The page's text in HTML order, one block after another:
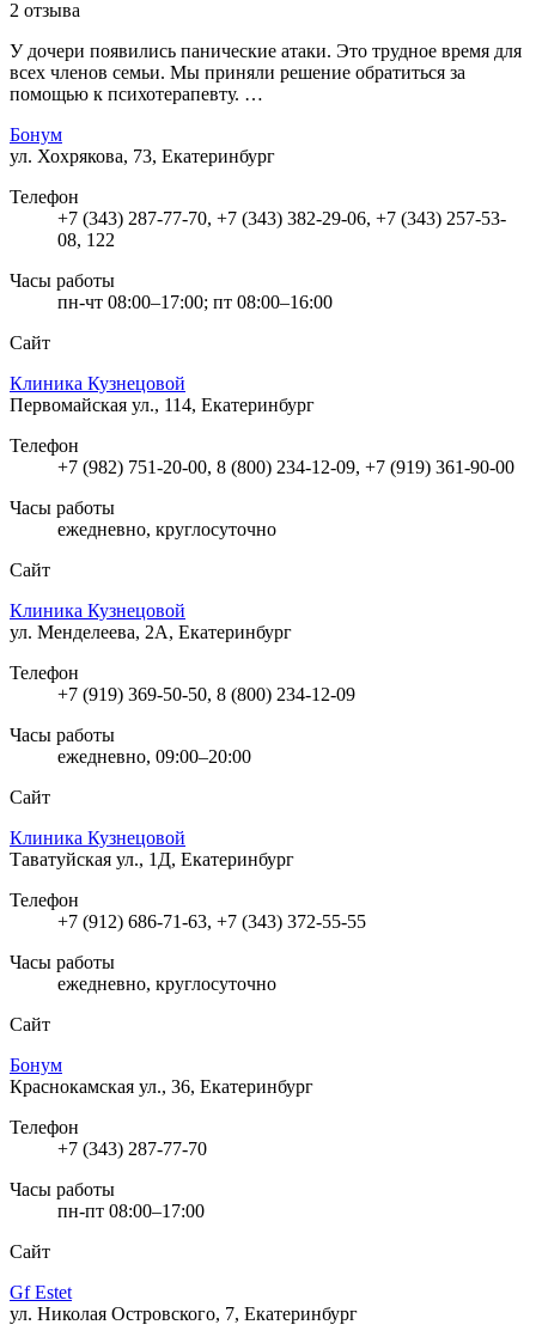
2 отзыва
У дочери появились панические атаки. Это трудное время для
всех членов семьи. Мы приняли решение обратиться за
помощью к психотерапевту. …
Бонум
ул. Хохрякова, 73, Екатеринбург
Телефон
+7 (343) 287-77-70, +7 (343) 382-29-06, +7 (343) 257-53-
08, 122
Часы работы
пн-чт 08:00–17:00; пт 08:00–16:00
Сайт
Клиника Кузнецовой
Первомайская ул., 114, Екатеринбург
Телефон
+7 (982) 751-20-00, 8 (800) 234-12-09, +7 (919) 361-90-00
Часы работы
ежедневно, круглосуточно
Сайт
Клиника Кузнецовой
ул. Менделеева, 2А, Екатеринбург
Телефон
+7 (919) 369-50-50, 8 (800) 234-12-09
Часы работы
ежедневно, 09:00–20:00
Сайт
Клиника Кузнецовой
Таватуйская ул., 1Д, Екатеринбург
Телефон
+7 (912) 686-71-63, +7 (343) 372-55-55
Часы работы
ежедневно, круглосуточно
Сайт
Бонум
Краснокамская ул., 36, Екатеринбург
Телефон
+7 (343) 287-77-70
Часы работы
пн-пт 08:00–17:00
Сайт
Gf Estet
ул. Николая Островского, 7, Екатеринбург